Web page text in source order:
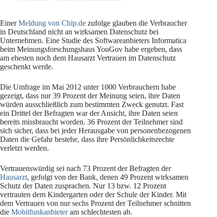
EinerMeldung von Chip.de zufolge glauben die Verbraucher
in Deutschland nicht an wirksamen Datenschutz bei
Unternehmen. Eine Studie des Softwareanbieters Informatica
beim Meinungsforschungshaus YouGov habe ergeben, dass
am ehesten noch dem Hausarzt Vertrauen im Datenschutz
geschenkt werde.
Die Umfrage im Mai 2012 unter 1000 Verbrauchern habe
gezeigt, dass nur 39 Prozent der Meinung seien, ihre Daten
würden ausschließlich zum bestimmten Zweck genutzt. Fast
ein Drittel der Befragten war der Ansicht, ihre Daten seien
bereits missbraucht worden. 36 Prozent der Teilnehmer sind
sich sicher, dass bei jeder Herausgabe von personenbezogenen
Daten die Gefahr bestehe, dass ihre Persönlichkeitsrechte
verletzt werden.
Vertrauenswürdig sei nach 73 Prozent der Befragten der
Hausarzt, gefolgt von der Bank, denen 49 Prozent wirksamen
Schutz der Daten zusprachen. Nur 13 bzw. 12 Prozent
vertrauten dem Kindergarten oder der Schule der Kinder. Mit
dem Vertrauen von nur sechs Prozent der Teilnehmer schnitten
die Mobilfunkanbieteram schlechtesten ab.